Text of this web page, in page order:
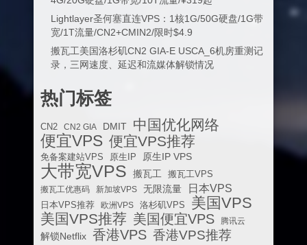
Lightlayer圣何塞直连VPS：1核1G/50G硬盘/1G带
宽/1T流量/CN2+CMIN2/限时$4.9
搬瓦工美国洛杉矶CN2 GIA-E USCA_6机房重测记
录，三网速度、延迟和流媒体解锁情况
热门标签
CN2 CN2 GIA DMIT 中国优化网络
便宜VPS 便宜VPS推荐
免备案建站VPS 原生IP 原生IP VPS
大带宽VPS 搬瓦工
搬瓦工VPS
搬瓦工优惠码
新加坡VPS 无限流量 日本VPS
日本VPS推荐 欧洲VPS 洛杉矶VPS 美国VPS
美国VPS推荐 美国便宜VPS 腾讯云
解锁Netflix 香港VPS 香港VPS推荐